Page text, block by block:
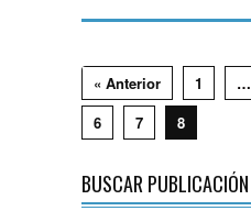
« Anterior 1 …
6
7 8
BUSCAR PUBLICACIÓN